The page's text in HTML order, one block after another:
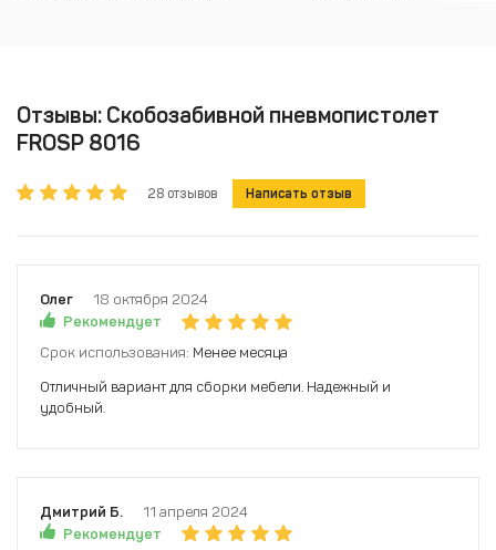
Отзывы: Скобозабивной пневмопистолет
FROSP 8016
28 отзывов Написать отзыв
Олег
18 октября 2024
Рекомендует
Срок использования: Менее месяца
Отличный вариант для сборки мебели. Надежный и
удобный.
Дмитрий Б.
11 апреля 2024
Рекомендует